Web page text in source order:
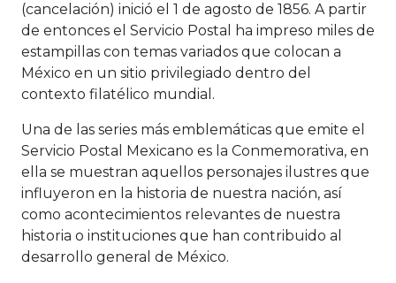
(cancelación) inició el 1 de agosto de 1856. A partir
de entonces el Servicio Postal ha impreso miles de
estampillas con temas variados que colocan a
México en un sitio privilegiado dentro del
contexto filatélico mundial.
Una de las series más emblemáticas que emite el
Servicio Postal Mexicano es la Conmemorativa, en
ella se muestran aquellos personajes ilustres que
influyeron en la historia de nuestra nación, así
como acontecimientos relevantes de nuestra
historia o instituciones que han contribuido al
desarrollo general de México.